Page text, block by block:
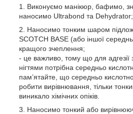
Виконуємо манікюр, бафимо,
наносимо Ultrabond та Dehydrator;
Наносимо тонким шаром
SCOTCH BASE (або іншої
кращого зчеплення;
- це важливо, тому що для адгезії
нігтями потрібна середньо
пам’ятайте, що середньо
робити вирівнювання, тільки
виникало хімічних опіків.
Наносимо тонкий або